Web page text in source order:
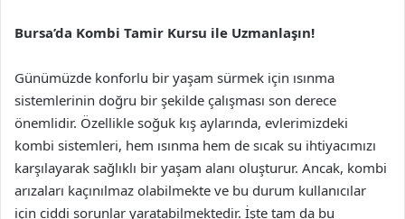
Bursa’da Kombi Tamir Kursu ile Uzmanlaşın!
Günümüzde konforlu bir yaşam sürmek için ısınma
sistemlerinin doğru bir şekilde çalışması son derece
önemlidir. Özellikle soğuk kış aylarında, evlerimizdeki
kombi sistemleri, hem ısınma hem de sıcak su ihtiyacımızı
karşılayarak sağlıklı bir yaşam alanı oluşturur. Ancak, kombi
arızaları kaçınılmaz olabilmekte ve bu durum kullanıcılar
için ciddi sorunlar yaratabilmektedir. İşte tam da bu